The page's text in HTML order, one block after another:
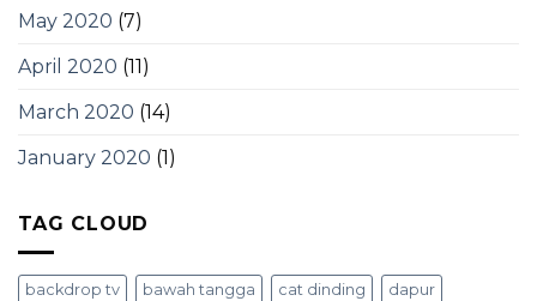
May 2020 (7)
April 2020 (11)
March 2020 (14)
January 2020 (1)
TAG CLOUD
backdrop tv bawah tangga cat dinding dapur